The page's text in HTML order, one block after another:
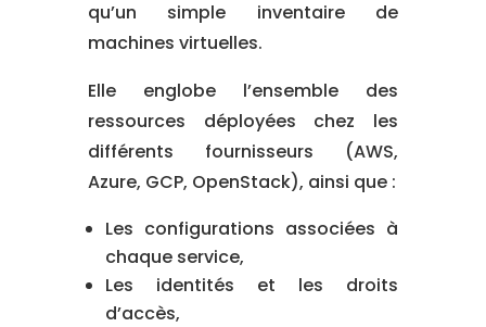
qu’un simple inventaire de
machines virtuelles.
Elle englobe l’ensemble des
ressources déployées chez les
différents fournisseurs (AWS,
Azure, GCP, OpenStack), ainsi que :
Les configurations associées à
chaque service,
Les identités et les droits
d’accès,